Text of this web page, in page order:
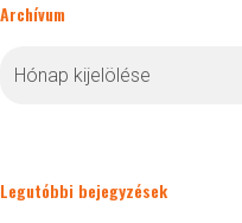
Archívum
Legutóbbi bejegyzések